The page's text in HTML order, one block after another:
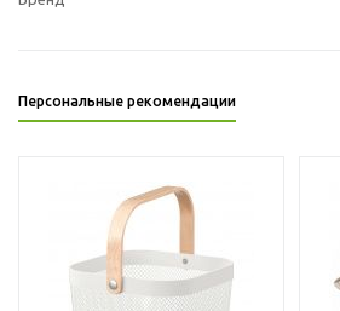
Персональные рекомендации